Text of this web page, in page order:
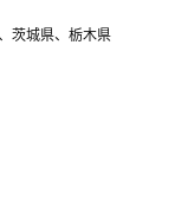
茨城県、栃木県